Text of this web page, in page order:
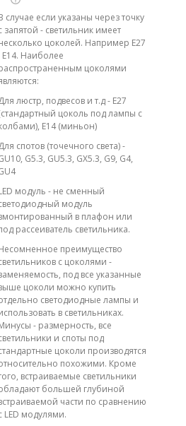
случае если указаны через точку
запятой - светильник имеет
цоколей. Например E27
E14. Наиболее
цоколями
люстр, подвесов и т.д - E27
цоколь под лампы с
E14 (миньон)
спотов (точечного света) -
G5.3, GU5.3, GX5.3, G9, G4,
модуль - не сменный
модуль
в плафон или
рассеиватель светильника.
преимущество
с цоколями -
под все указанные
цоколи можно купить
светодиодные лампы и
в светильниках.
- размерность, все
и споты под
цоколи производятся
похожими. Кроме
встраиваемые светильники
большей глубиной
части по сравнению
LED модулями.